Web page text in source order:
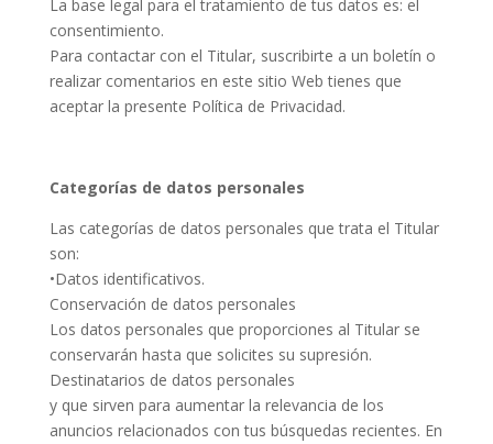
La base legal para el tratamiento de tus datos es: el
consentimiento.
Para contactar con el Titular, suscribirte a un boletín o
realizar comentarios en este sitio Web tienes que
aceptar la presente Política de Privacidad.
Categorías de datos personales
Las categorías de datos personales que trata el Titular
son:
•Datos identificativos.
Conservación de datos personales
Los datos personales que proporciones al Titular se
conservarán hasta que solicites su supresión.
Destinatarios de datos personales
y que sirven para aumentar la relevancia de los
anuncios relacionados con tus búsquedas recientes. En